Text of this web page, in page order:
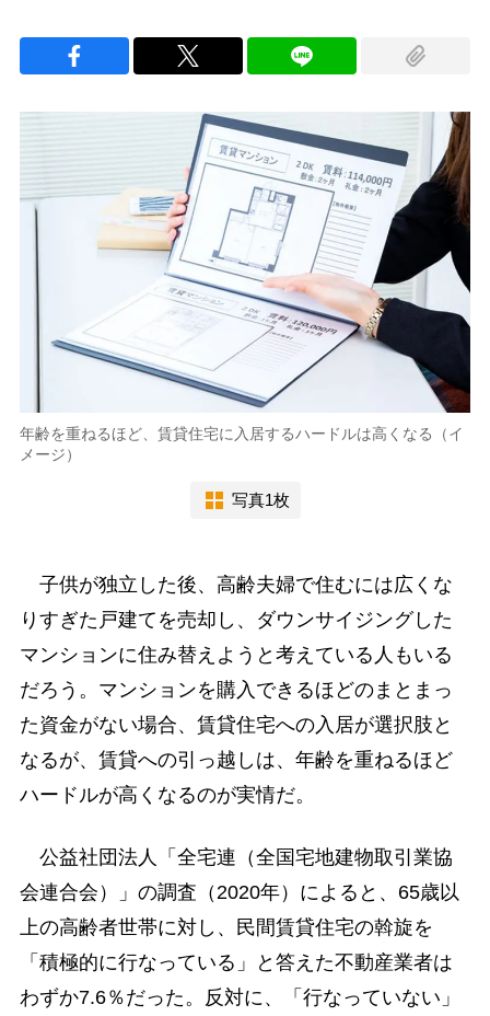
年齢を重ねるほど、賃貸住宅に入居するハードルは高くなる（イ
メージ）
写真1枚
子供が独立した後、高齢夫婦で住むには広くな
りすぎた戸建てを売却し、ダウンサイジングした
マンションに住み替えようと考えている人もいる
だろう。マンションを購入できるほどのまとまっ
た資金がない場合、賃貸住宅への入居が選択肢と
なるが、賃貸への引っ越しは、年齢を重ねるほど
ハードルが高くなるのが実情だ。
公益社団法人「全宅連（全国宅地建物取引業協
会連合会）」の調査（2020年）によると、65歳以
上の高齢者世帯に対し、民間賃貸住宅の斡旋を
「積極的に行なっている」と答えた不動産業者は
わずか7.6％だった。反対に、「行なっていない」